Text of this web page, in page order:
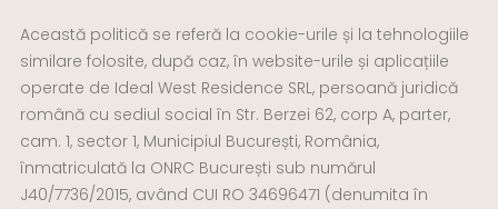
CONTACT@CASAPOMPILIUELIADE.RO
+40723 103 731
M O N
U
M
E N T
Această politică se referă la cookie-urile și la tehnologiile
similare folosite, după caz, în website-urile și aplicațiile
operate de Ideal West Residence SRL, persoană juridică
română cu sediul social în Str. Berzei 62, corp A, parter,
cam. 1, sector 1, Municipiul București, România,
înmatriculată la ONRC București sub numărul
J40/7736/2015, având CUI RO 34696471 (denumita în